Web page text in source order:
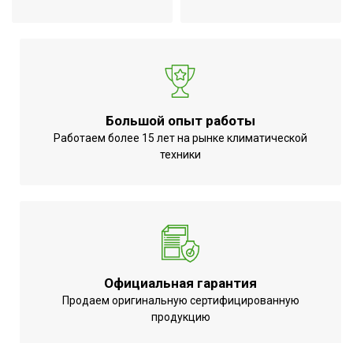
0.22 м
Вид управления
Роторный
переключатель
Да (механический
регулятор)
Большой опыт работы
Работаем более 15 лет на рынке климатической
техники
Официальная гарантия
Продаем оригинальную сертифицированную
продукцию